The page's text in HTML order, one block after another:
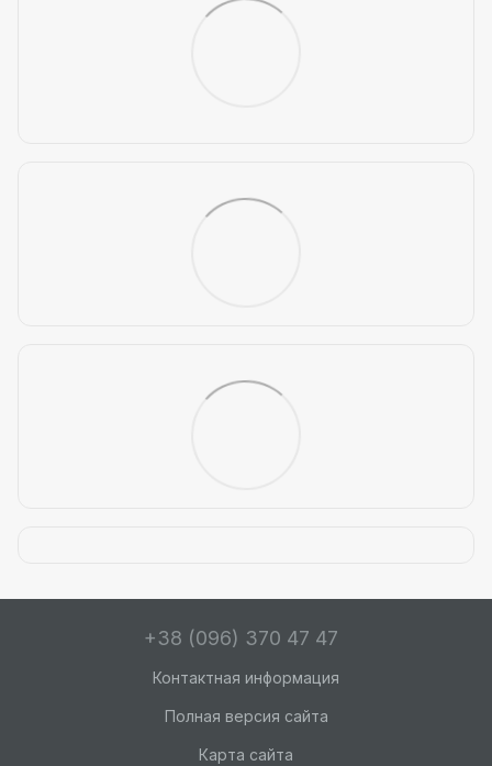
+38 (096) 370 47 47
Контактная информация
Полная версия сайта
Карта сайта